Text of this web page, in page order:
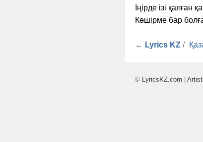
Іңірде ізі қалған
Көшірме бар
← Lyrics KZ /
© LyricsKZ.com